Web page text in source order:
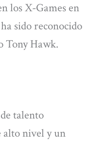
los X-Games en
sido reconocido
Tony Hawk.
talento
alto nivel y un